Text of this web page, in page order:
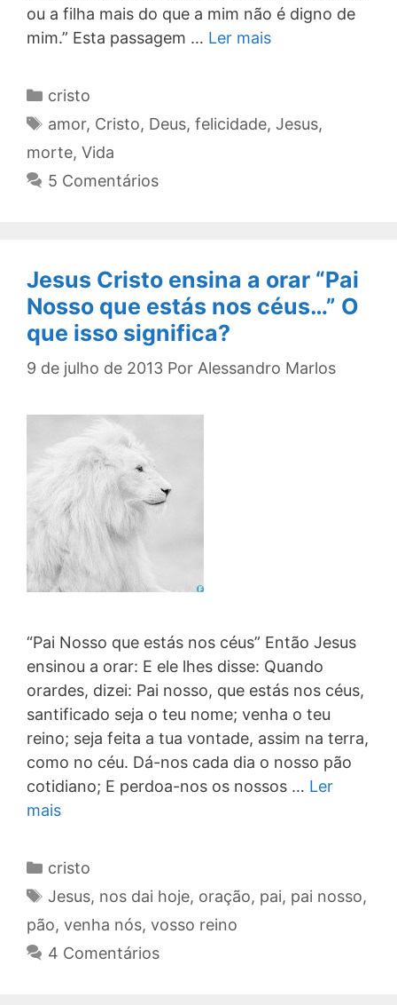
ou a filha mais do que a mim não é digno de
mim.” Esta passagem … Ler mais
Categorias
cristo
Tags
amor, Cristo, Deus, felicidade, Jesus,
morte, Vida
5 Comentários
Jesus Cristo ensina a orar “Pai
Nosso que estás nos céus…” O
que isso significa?
9 de julho de 2013 Por Alessandro Marlos
“Pai Nosso que estás nos céus” Então Jesus
ensinou a orar: E ele lhes disse: Quando
orardes, dizei: Pai nosso, que estás nos céus,
santificado seja o teu nome; venha o teu
reino; seja feita a tua vontade, assim na terra,
como no céu. Dá-nos cada dia o nosso pão
cotidiano; E perdoa-nos os nossos … Ler
mais
Categorias
cristo
Tags
Jesus, nos dai hoje, oração, pai, pai nosso,
pão, venha nós, vosso reino
4 Comentários